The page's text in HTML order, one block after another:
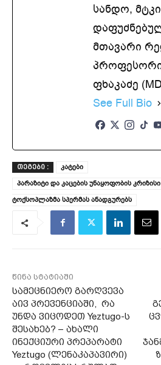
სანდო,
მთავარი
ფხაკაძე
See Full Bio
ᲗᲔᲒᲔᲑᲘ :
კატები
პარაზიტი და კაცების უნაყოფობის
ტოქსოპლაზმა სპერმას ანადგურებს
წინა სტატიაში
სამეცნიერო გარღვევა
აივ პრევენციაში, რა
უნდა ვიცოდეთ Yeztugo-ს
შესახებ? – ახალი
ინექციური პრეპარატი
Yeztugo (ლენაკაპავირი)